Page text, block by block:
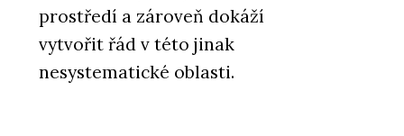
prostředí a zároveň dokáží
vytvořit řád v této jinak
nesystematické oblasti.